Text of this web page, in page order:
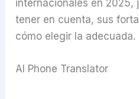
internacionales en 2025,
tener en cuenta, sus
cómo elegir la adecuada.
AI Phone Translator